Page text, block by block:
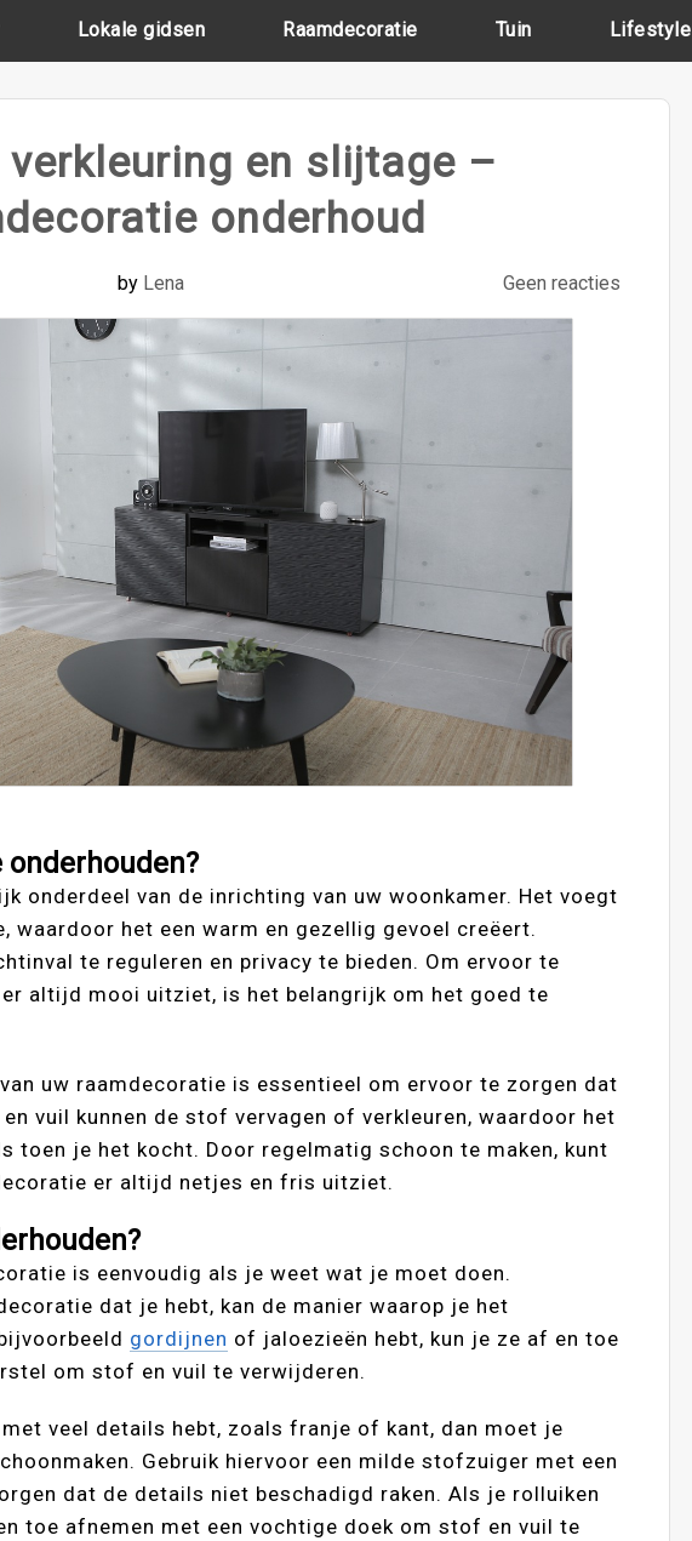
Lokale gidsen Raamdecoratie Tuin Lifestyle
en slijtage –
onderhoud
by Lena Geen reacties
onderdeel van de inrichting van uw woonkamer. Het voegt
waardoor het een warm en gezellig gevoel creëert.
te reguleren en privacy te bieden. Om ervoor te
altijd mooi uitziet, is het belangrijk om het goed te
uw raamdecoratie is essentieel om ervoor te zorgen dat
vuil kunnen de stof vervagen of verkleuren, waardoor het
toen je het kocht. Door regelmatig schoon te maken, kunt
er altijd netjes en fris uitziet.
is eenvoudig als je weet wat je moet doen.
dat je hebt, kan de manier waarop je het
gordijnen of jaloezieën hebt, kun je ze af en toe
om stof en vuil te verwijderen.
veel details hebt, zoals franje of kant, dan moet je
Gebruik hiervoor een milde stofzuiger met een
dat de details niet beschadigd raken. Als je rolluiken
toe afnemen met een vochtige doek om stof en vuil te